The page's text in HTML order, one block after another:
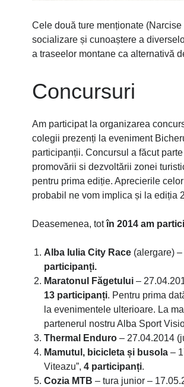
Cele două ture menționate
socializare și cunoaștere a
a traseelor montane ca alternativă
Concursuri
Am participat la organizarea
colegii prezenți la eveniment
participanții. Concursul a făcut
promovării si dezvoltării zonei
pentru prima ediție. Aprecierile
probabil ne vom implica și la ediția
Deasemenea, totîn 2014 am
Alba Iulia City Race(alergare) –
participanți.
Maratonul Făgetului–
13 participanți. Pentru prima
la evenimentele ulterioare. La
partenerul nostru Alba Sport
Thermal Enduro– 27.04.2014
Mamutul, bicicleta și busola–
Viteazu”, 4 participanți.
Cozia MTB – tura junior –